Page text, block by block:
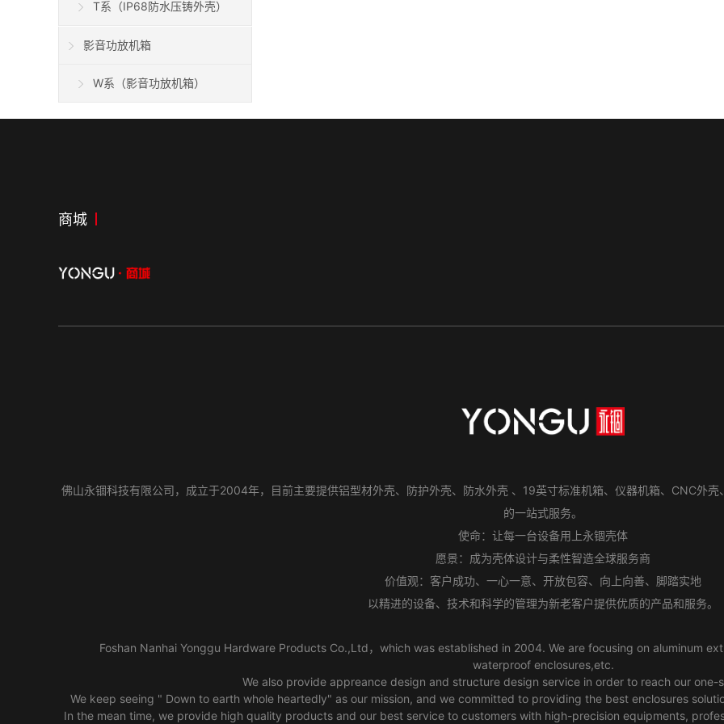
T系（IP68防水压铸外壳）
影音功放机箱
W系（影音功放机箱）
商城
佛山永锢科技有限公司，成立于2004年，目前主要提供铝型材外壳、防护外壳、防水外壳 、19英寸标准机箱、仪器机箱、CNC外
的一站式服务。
使命：让每一台设备用上永锢壳体
愿景：成为壳体设计与柔性智造全球服务商
价值观：客户成功、一心一意、开放包容、向上向善、脚踏实地
以精进的设备、技术和科学的管理为新老客户提供优质的产品和服务。
Foshan Nanhai Yonggu Hardware Products Co.,Ltd，which was established in 2004. We are focusing on aluminum
waterproof enclosures,etc.
We also provide appreance design and structure design service in order to reach our one-
We keep seeing " Down to earth whole heartedly" as our mission, and we committed to providing the best enclosures
In the mean time, we provide high quality products and our best service to customers with high-precision equipments,